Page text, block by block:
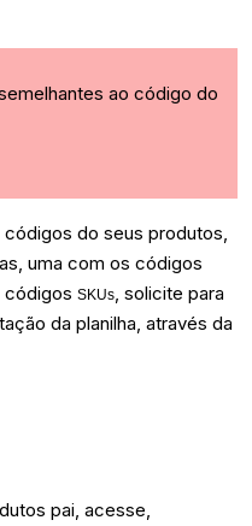
ao código do
do seus produtos,
uma com os códigos
códigos SKUs , solicite para
da planilha, através da
pai, acesse,